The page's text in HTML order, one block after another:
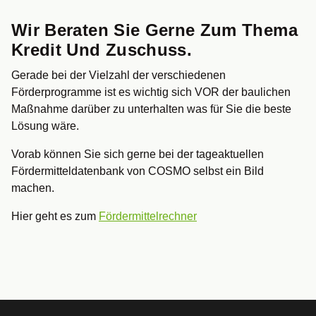
Wir Beraten Sie Gerne Zum Thema
Kredit Und Zuschuss.
Gerade bei der Vielzahl der verschiedenen
Förderprogramme ist es wichtig sich VOR der baulichen
Maßnahme darüber zu unterhalten was für Sie die beste
Lösung wäre.
Vorab können Sie sich gerne bei der tageaktuellen
Fördermitteldatenbank von COSMO selbst ein Bild
machen.
Hier geht es zum Fördermittelrechner